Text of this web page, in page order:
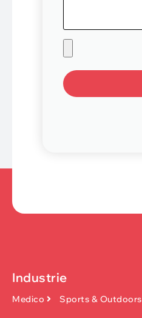
Industrie
Medico Sports & Outdoors